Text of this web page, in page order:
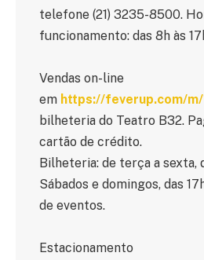
telefone (21) 3235-8500.
funcionamento: das 8h às
Vendas on-line
em https://feverup.com/
bilheteria do Teatro B32.
cartão de crédito.
Bilheteria: de terça a sexta,
Sábados e domingos, das
de eventos.
Estacionamento